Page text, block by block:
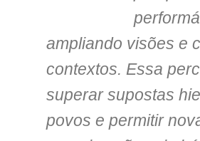
ampliando visões e
contextos. Essa
superar supostas
povos e permitir